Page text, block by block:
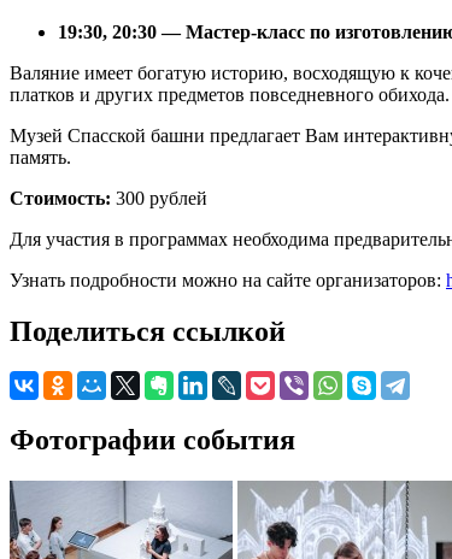
19:30, 20:30 — Мастер-класс по
Валяние имеет богатую историю, восходящую к
платков и других предметов повседневного
Музей Спасской башни предлагает Вам
память.
Стоимость: 300 рублей
Для участия в программах необходима
Узнать подробности можно на сайте организаторов:
Поделиться ссылкой
Фотографии события